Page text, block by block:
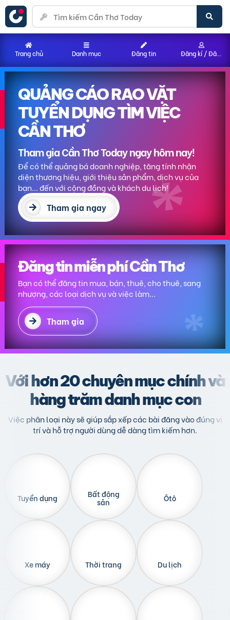
QUẢNG CÁO RAO VẶT
TUYỂN DỤNG TÌM VIỆC
CẦN THƠ
Tham gia Cần Thơ Today ngay hôm nay!
Để có thể quảng bá doanh nghiệp, tăng tính nhận
diện thương hiệu, giới thiệu sản phẩm, dịch vụ của
bạn... đến với cộng đồng và khách du lịch!
Tham gia ngay
Đăng tin miễn phí Cần Thơ
Bạn có thể đăng tin mua, bán, thuê, cho thuê, sang
nhượng, các loại dịch vụ và việc làm...
Tham gia
Với hơn 20 chuyên mục chính và
hàng trăm danh mục con
Việc phân loại này sẽ giúp sắp xếp các bài đăng vào đúng vị
trí và hỗ trợ người dùng dễ dàng tìm kiếm hơn.
Tuyển dụng Bất động
sản Ôtô
Xe máy Thời trang Du lịch
Trang chủ Danh mục Đăng tin